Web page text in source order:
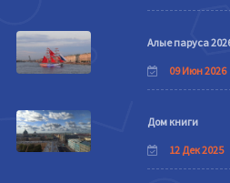
Алые паруса
09 Июн 2026
Дом книги
12 Дек 2025